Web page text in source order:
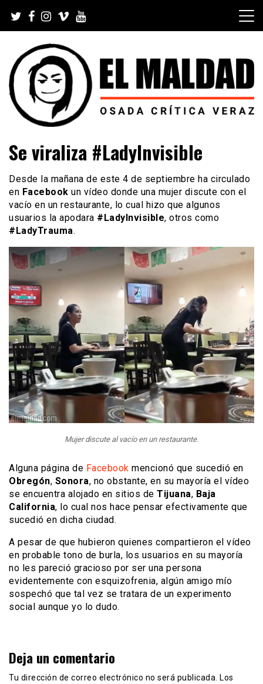
content
El Maldad
Viral y Youtube
Se viraliza #LadyInvisible
Desde la mañana de este 4 de septiembre ha circulado
en Facebook un vídeo donde una mujer discute con el
vacío en un restaurante, lo cual hizo que algunos
usuarios la apodara #LadyInvisible, otros como
#LadyTrauma.
Mujer discute al vacío en un restaurante.
Alguna página de Facebook mencionó que sucedió en
Obregón, Sonora, no obstante, en su mayoría el vídeo
se encuentra alojado en sitios de Tijuana, Baja
California, lo cual nos hace pensar efectivamente que
sucedió en dicha ciudad.
A pesar de que hubieron quienes compartieron el vídeo
en probable tono de burla, los usuarios en su mayoría
no les pareció gracioso por ser una persona
evidentemente con esquizofrenia, algún amigo mío
sospechó que tal vez se tratara de un experimento
social aunque yo lo dudo.
Deja un comentario
Tu dirección de correo electrónico no será publicada.
Los